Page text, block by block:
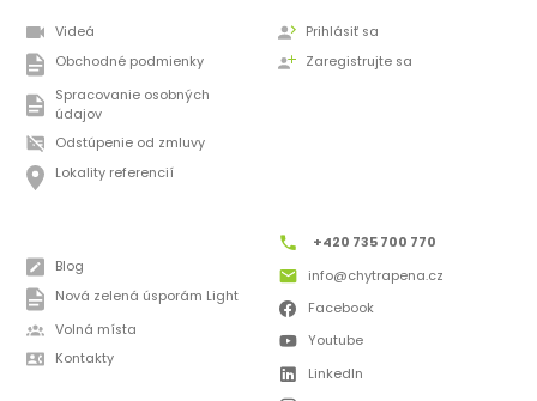
Videá
Obchodné podmienky
Spracovanie osobných
údajov
Odstúpenie od zmluvy
Lokality referencií
Prihlásiť sa
Zaregistrujte sa
Blog
Nová zelená úsporám Light
Volná místa
Kontakty
+420 735 700 770
info@chytrapena.cz
Facebook
Youtube
LinkedIn